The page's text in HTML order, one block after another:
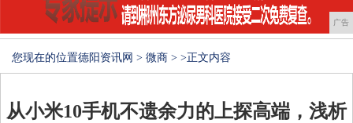
广告
您现在的位置德阳资讯网 > 微商 > >正文内容
从小米10手机不遗余力的上探高端，浅析